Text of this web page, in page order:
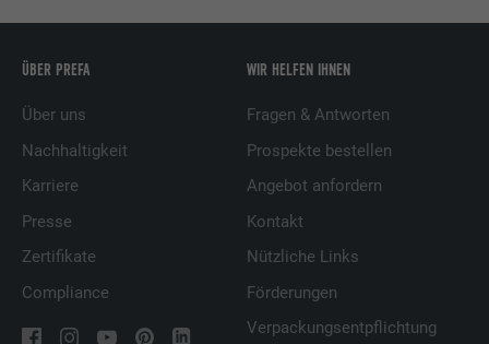
ÜBER PREFA
Über uns
Nachhaltigkeit
Karriere
Presse
Zertifikate
Compliance
WIR HELFEN IHNEN
Fragen & Antworten
Prospekte bestellen
Angebot anfordern
Kontakt
Nützliche Links
Förderungen
Verpackungsentpflichtung